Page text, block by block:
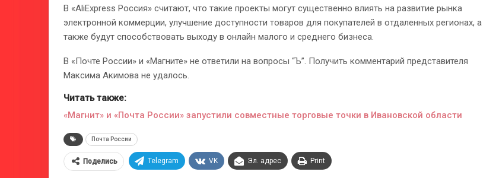
В «AliExpress Россия» считают, что такие проекты могут существенно влиять на развитие рынка
электронной коммерции, улучшение доступности товаров для покупателей в отдаленных регионах, а
также будут способствовать выходу в онлайн малого и среднего бизнеса.
В «Почте России» и «Магните» не ответили на вопросы “Ъ”. Получить комментарий представителя
Максима Акимова не удалось.
Читать также:
«Магнит» и «Почта России» запустили совместные торговые точки в Ивановской области
Почта России
Поделись Telegram VK Эл. адрес Print